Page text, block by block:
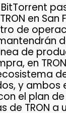
en San
de
de
en
y ambos
el plan
TRON a